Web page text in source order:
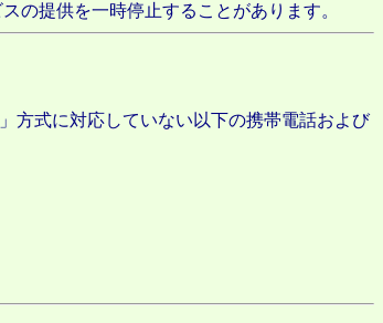
の提供を一時停止することがあります。
方式に対応していない以下の携帯電話および